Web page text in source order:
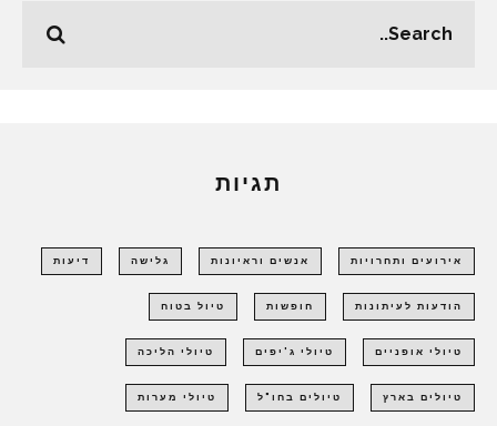
תגיות
אירועים ותחרויות אנשים וראיונות גלישה דיעות
הודעות לעיתונות חופשות טיול בטוח
טיולי אופניים טיולי ג'יפים טיולי הליכה
טיולים בארץ טיולים בחו"ל טיולי מערות